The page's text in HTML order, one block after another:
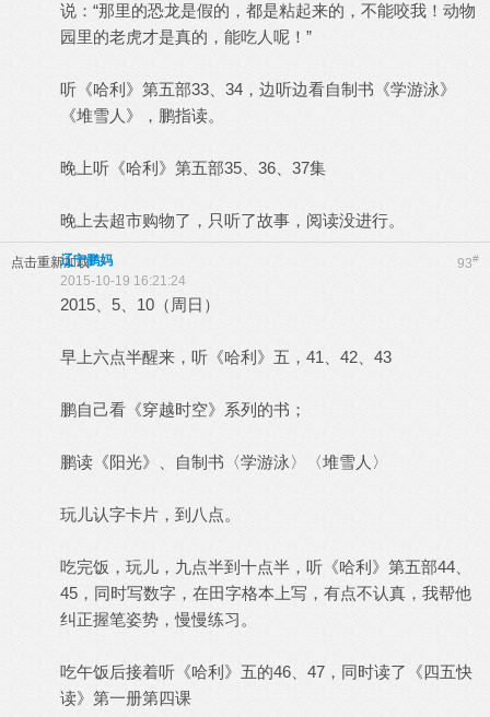
说：“那里的恐龙是假的，都是粘起来的，不能咬我！动物
园里的老虎才是真的，能吃人呢！”
听《哈利》第五部33、34，边听边看自制书《学游泳》
《堆雪人》，鹏指读。
晚上听《哈利》第五部35、36、37集
晚上去超市购物了，只听了故事，阅读没进行。
点击重新加载 93#
辽宁鹏妈
2015-10-19 16:21:24
2015、5、10（周日）
早上六点半醒来，听《哈利》五，41、42、43
鹏自己看《穿越时空》系列的书；
鹏读《阳光》、自制书〈学游泳〉〈堆雪人〉
玩儿认字卡片，到八点。
吃完饭，玩儿，九点半到十点半，听《哈利》第五部44、
45，同时写数字，在田字格本上写，有点不认真，我帮他
纠正握笔姿势，慢慢练习。
吃午饭后接着听《哈利》五的46、47，同时读了《四五快
读》第一册第四课